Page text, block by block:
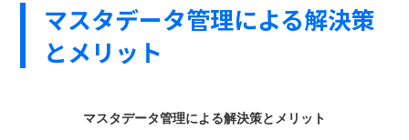
マスタデータ管理による解決策
とメリット
マスタデータ管理による解決策とメリット